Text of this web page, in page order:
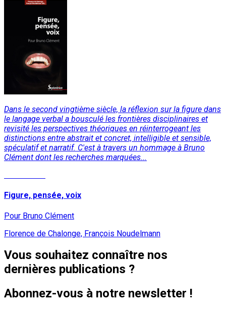
Dans le second vingtième siècle, la réflexion sur la figure dans
le langage verbal a bousculé les frontières disciplinaires et
revisité les perspectives théoriques en réinterrogeant les
distinctions entre abstrait et concret, intelligible et sensible,
spéculatif et narratif. C'est à travers un hommage à Bruno
Clément dont les recherches marquées...
Figure, pensée, voix
Pour Bruno Clément
Florence de Chalonge, François Noudelmann
Vous souhaitez connaître nos
dernières publications ?
Abonnez-vous à notre newsletter !